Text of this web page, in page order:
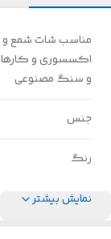
مناسب شات شمع و
اکسسوری و
و سنگ مصنوعی
جنس
رنگ
نمایش بیشتر